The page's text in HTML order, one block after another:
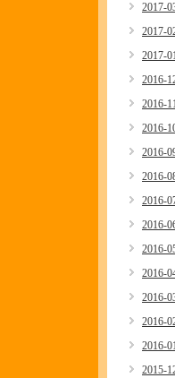
2017-
2017-
2017-
2016-
2016-
2016-
2016-
2016-
2016-
2016-
2016-
2016-
2016-
2016-
2016-
2015-